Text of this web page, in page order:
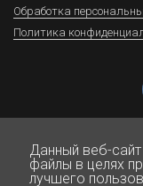
Обработка
Политика
Данный веб-
файлы в целях
лучшего